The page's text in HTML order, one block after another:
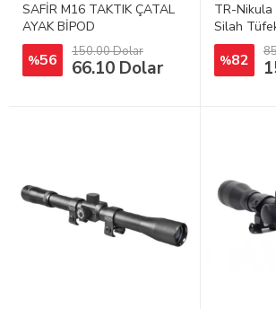
SAFİR M16 TAKTIK ÇATAL
AYAK BİPOD
%56 150.00 Dolar
66.10 Dolar
TR-Nikula
Silah
%82